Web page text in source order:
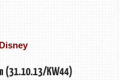
(31.10.13/KW44)